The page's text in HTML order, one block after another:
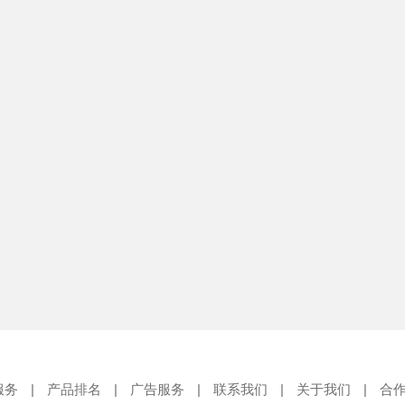
务 | 产品排名 | 广告服务 | 联系我们 | 关于我们 | 合